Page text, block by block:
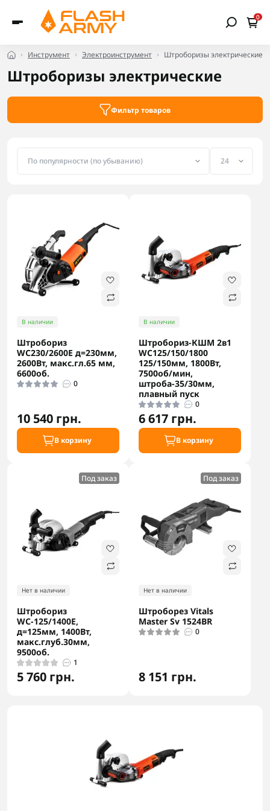
0
Инструмент Электроинструмент Штроборизы электрические
Штроборизы электрические
Фильтр товаров
В наличии
Штробориз
WC230/2600E д=230мм,
2600Вт, макс.гл.65 мм,
6600об.
0
10 540 грн.
В корзину
В наличии
Штробориз-КШМ 2в1
WC125/150/1800
125/150мм, 1800Вт,
7500об/мин,
штроба-35/30мм,
плавный пуск
0
6 617 грн.
В корзину
Под заказ
Нет в наличии
Штробориз
WС-125/1400E,
д=125мм, 1400Вт,
макс.глуб.30мм,
9500об.
1
5 760 грн.
Под заказ
Нет в наличии
Штроборез Vitals
Master Sv 1524BR
0
8 151 грн.